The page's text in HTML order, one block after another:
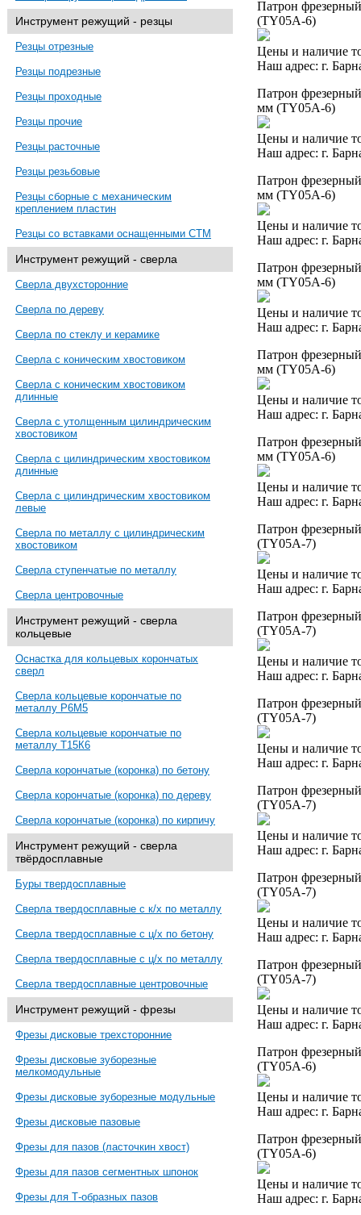
Инструмент режущий - резцы
Резцы отрезные
Резцы подрезные
Резцы проходные
Резцы прочие
Резцы расточные
Резцы резьбовые
Резцы сборные с механическим
креплением пластин
Резцы со вставками оснащенными СТМ
Инструмент режущий - сверла
Сверла двухсторонние
Сверла по дереву
Сверла по стеклу и керамике
Сверла с коническим хвостовиком
Сверла с коническим хвостовиком
длинные
Сверла с утолщенным цилиндрическим
хвостовиком
Сверла с цилиндрическим хвостовиком
длинные
Сверла с цилиндрическим хвостовиком
левые
Сверла по металлу с цилиндрическим
хвостовиком
Сверла ступенчатые по металлу
Сверла центровочные
Инструмент режущий - сверла
кольцевые
Оснастка для кольцевых корончатых
сверл
Сверла кольцевые корончатые по
металлу Р6М5
Сверла кольцевые корончатые по
металлу Т15К6
Сверла корончатые (коронка) по бетону
Сверла корончатые (коронка) по дереву
Сверла корончатые (коронка) по кирпичу
Инструмент режущий - сверла
твёрдосплавные
Буры твердосплавные
Сверла твердосплавные с к/х по металлу
Сверла твердосплавные с ц/х по бетону
Сверла твердосплавные с ц/х по металлу
Сверла твердосплавные центровочные
Инструмент режущий - фрезы
Фрезы дисковые трехсторонние
Фрезы дисковые зуборезные
мелкомодульные
Фрезы дисковые зуборезные модульные
Фрезы дисковые пазовые
Фрезы для пазов (ласточкин хвост)
Фрезы для пазов сегментных шпонок
Фрезы для Т-образных пазов
Патрон
(TY05A-6)
Цены и наличие
Наш адрес: г.
Патрон
мм (TY05A-6)
Цены и наличие
Наш адрес: г.
Патрон
мм (TY05A-6)
Цены и наличие
Наш адрес: г.
Патрон
мм (TY05A-6)
Цены и наличие
Наш адрес: г.
Патрон
мм (TY05A-6)
Цены и наличие
Наш адрес: г.
Патрон
мм (TY05A-6)
Цены и наличие
Наш адрес: г.
Патрон
(TY05A-7)
Цены и наличие
Наш адрес: г.
Патрон
(TY05A-7)
Цены и наличие
Наш адрес: г.
Патрон
(TY05A-7)
Цены и наличие
Наш адрес: г.
Патрон
(TY05A-7)
Цены и наличие
Наш адрес: г.
Патрон
(TY05A-7)
Цены и наличие
Наш адрес: г.
Патрон
(TY05A-7)
Цены и наличие
Наш адрес: г.
Патрон
(TY05A-6)
Цены и наличие
Наш адрес: г.
Патрон
(TY05A-6)
Цены и наличие
Наш адрес: г.